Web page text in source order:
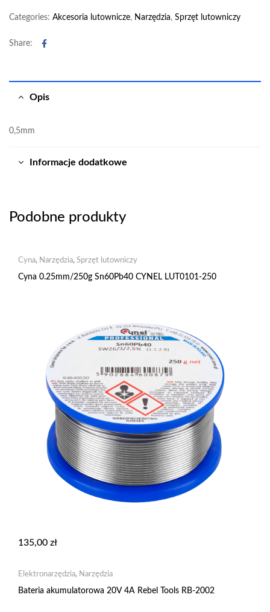
Categories: Akcesoria lutownicze, Narzędzia, Sprzęt lutowniczy
Share: Facebook
Opis
0,5mm
Informacje dodatkowe
Podobne produkty
Cyna, Narzędzia, Sprzęt lutowniczy
Cyna 0.25mm/250g Sn60Pb40 CYNEL LUT0101-250
135,00 zł
Elektronarzędzia, Narzędzia
Bateria akumulatorowa 20V 4A Rebel Tools RB-2002